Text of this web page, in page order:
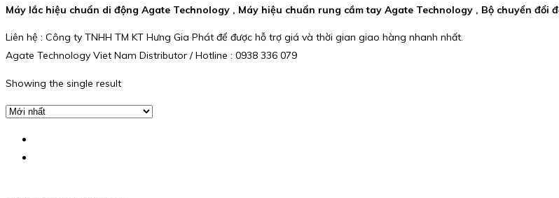
Máy lắc hiệu chuẩn di động Agate Technology , Máy hiệu chuẩn rung cầm tay Agate Technology , Bộ chuyển đổi
Liên hệ : Công ty TNHH TM KT Hưng Gia Phát để được hỗ trợ giá và thời gian giao hàng nhanh nhất.
Agate Technology Viet Nam Distributor / Hotline : 0938 336 079
Showing the single result